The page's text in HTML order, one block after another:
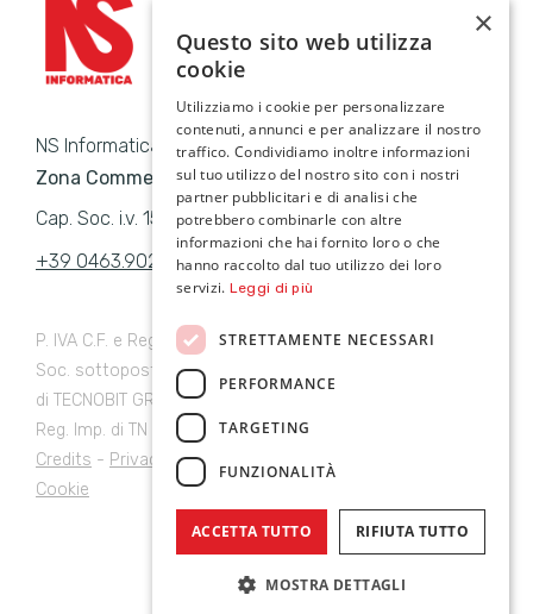
NS Informatica s.r.l
Zona Commerciale, 8 38027 Male’ TN
Cap. Soc. i.v. 15.493,71 Euro
+39 0463.902600 info@nipeservice.com
P. IVA C.F. e Reg. Imp. di TN 01181820224
Soc. sottoposta a direz. e coord. ex art. 2497 c.c. da parte
di TECNOBIT GROUP srl
Reg. Imp. di TN 02704150222
Credits - Privacy Policy Cookie Policy
Cookie
×
Questo sito web utilizza
cookie
Utilizziamo i cookie per personalizzare
contenuti, annunci e per analizzare il nostro
traffico. Condividiamo inoltre informazioni
sul tuo utilizzo del nostro sito con i nostri
partner pubblicitari e di analisi che
potrebbero combinarle con altre
informazioni che hai fornito loro o che
hanno raccolto dal tuo utilizzo dei loro
servizi. Leggi di più
STRETTAMENTE NECESSARI
PERFORMANCE
TARGETING
FUNZIONALITÀ
ACCETTA TUTTO RIFIUTA TUTTO
MOSTRA DETTAGLI